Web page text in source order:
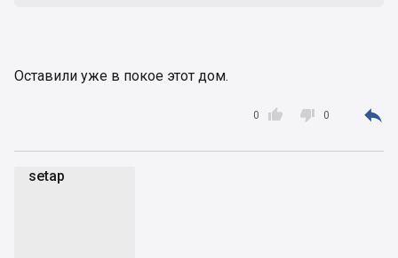
Оставили уже в покое этот дом.

0  0 
setap